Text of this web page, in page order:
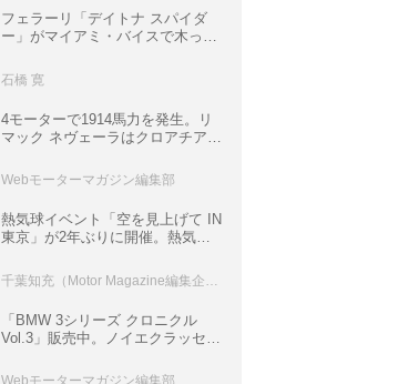
フェラーリ「デイトナ スパイダ
ー」がマイアミ・バイスで木っ端
サ」に化けた理由
石橋 寛
4モーターで1914馬力を発生。リ
マック ネヴェーラはクロアチア発
ロニクル・完全版／115】
Webモーターマガジン編集部
熱気球イベント「空を見上げて IN
東京」が2年ぶりに開催。熱気球
室などのコンテンツも
「BMW 3シリーズ クロニクル
Vol.3」販売中。ノイエクラッセか
ムック
Webモーターマガジン編集部